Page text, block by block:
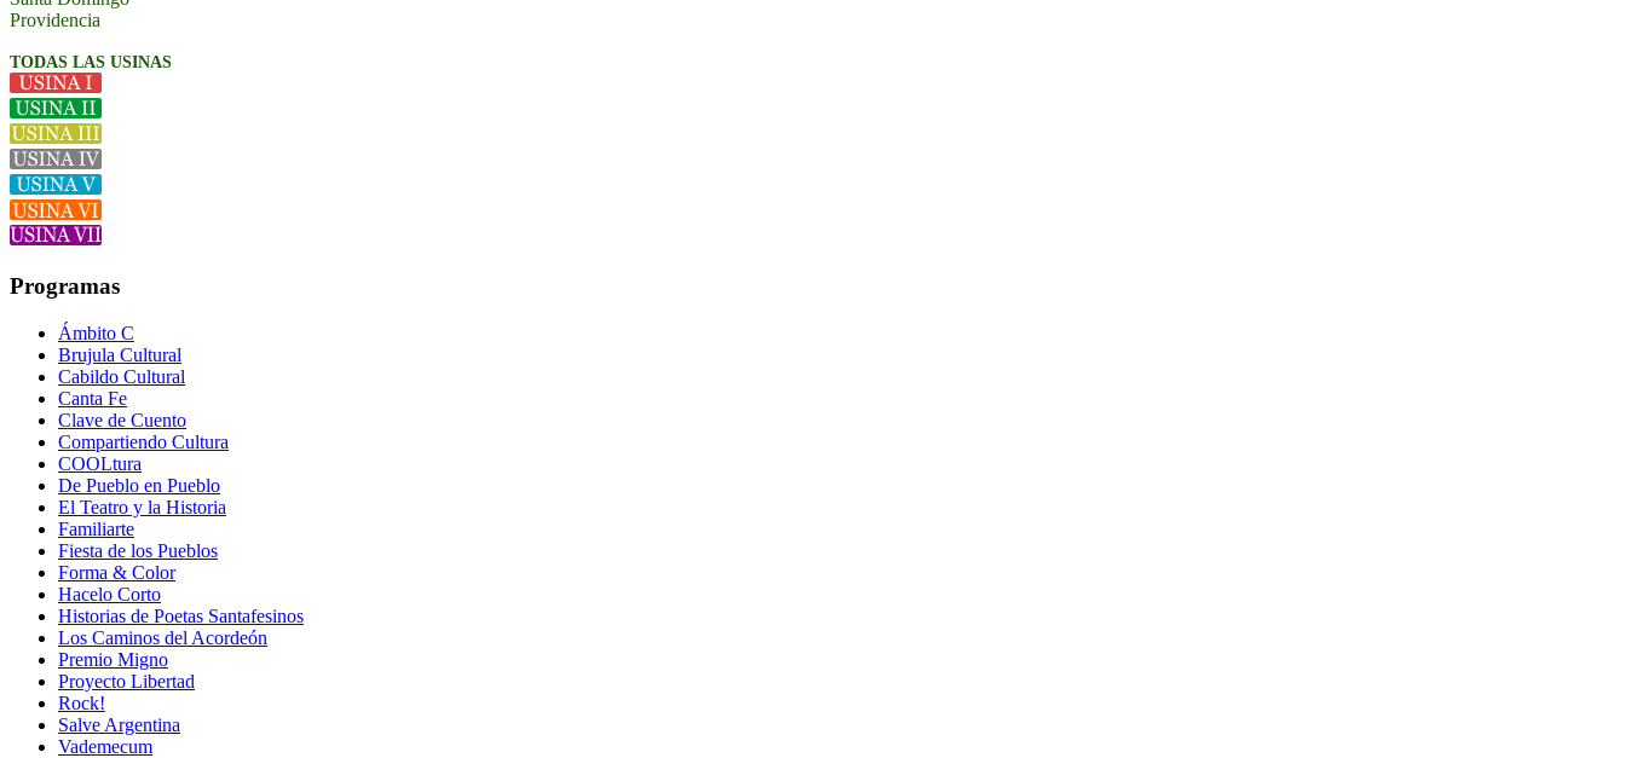
Providencia
TODAS LAS USINAS
Programas
Ámbito C
Brujula Cultural
Cabildo Cultural
Canta Fe
Clave de Cuento
Compartiendo Cultura
COOLtura
De Pueblo en Pueblo
El Teatro y la Historia
Familiarte
Fiesta de los Pueblos
Forma & Color
Hacelo Corto
Historias de Poetas Santafesinos
Los Caminos del Acordeón
Premio Migno
Proyecto Libertad
Rock!
Salve Argentina
Vademecum